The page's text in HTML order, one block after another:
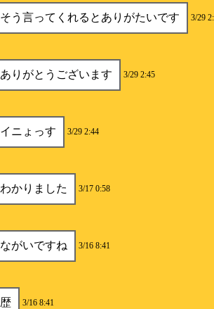
そう言ってくれるとありがたいです 3/29
ありがとうございます 3/29 2:45
イニょっす 3/29 2:44
わかりました 3/17 0:58
ながいですね 3/16 8:41
歴 3/16 8:41